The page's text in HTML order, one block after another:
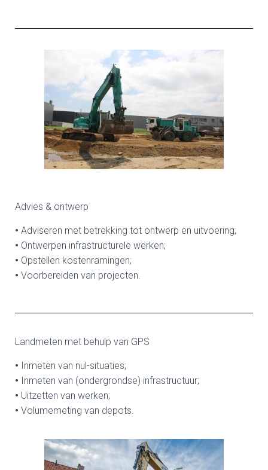
Advies & ontwerp
• Adviseren met betrekking tot ontwerp en uitvoering;
• Ontwerpen infrastructurele werken;
• Opstellen kostenramingen;
• Voorbereiden van projecten.
Landmeten met behulp van GPS
• Inmeten van nul-situaties;
• Inmeten van (ondergrondse) infrastructuur;
• Uitzetten van werken;
• Volumemeting van depots.